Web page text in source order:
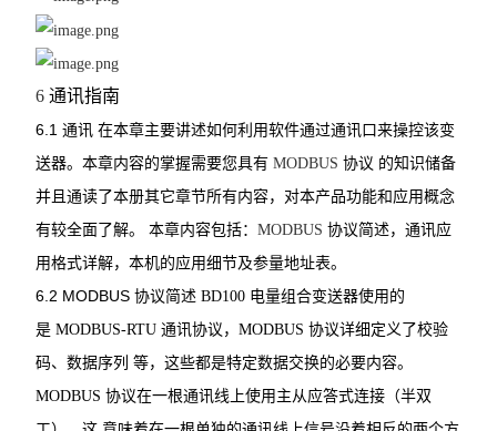
6通讯指南
6.1通讯在本章主要讲述如何利用软件通过通讯口来操控该变
送器。本章内容的掌握需要您具有MODBUS协议 的知识储备
并且通读了本册其它章节所有内容，对本产品功能和应用概念
有较全面了解。本章内容包括：MODBUS协议简述，通讯应
用格式详解，本机的应用细节及参量地址表。
6.2 MODBUS协议简述BD100 电量组合变送器使用的
是MODBUS-RTU通讯协议，MODBUS协议详细定义了校验
码、数据序列等，这些都是特定数据交换的必要内容。
MODBUS协议在一根通讯线上使用主从应答式连接（半双